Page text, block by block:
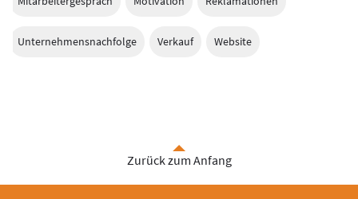
Unternehmensnachfolge Verkauf Website
Zurück zum Anfang